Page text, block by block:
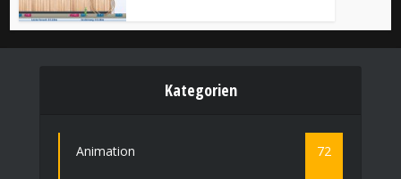
Kategorien
Animation 72